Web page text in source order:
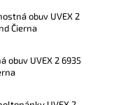
obuv UVEX 2
Čierna
obuv UVEX 2 6935